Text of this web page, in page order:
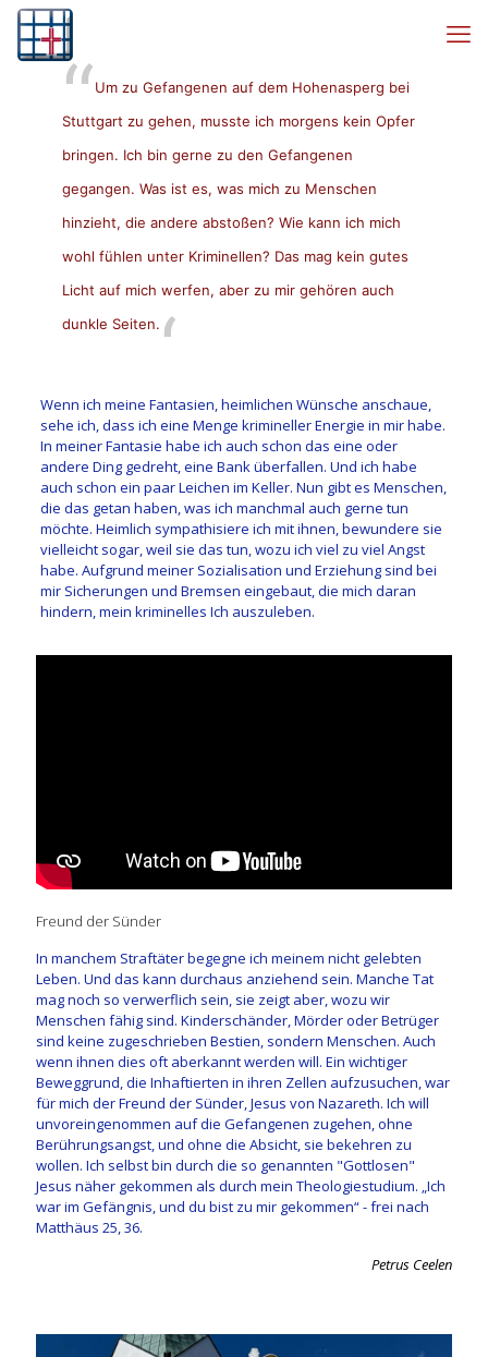
Um zu Gefangenen auf dem Hohenasperg bei
Stuttgart zu gehen, musste ich morgens kein Opfer
bringen. Ich bin gerne zu den Gefangenen
gegangen. Was ist es, was mich zu Menschen
hinzieht, die andere abstoßen? Wie kann ich mich
wohl fühlen unter Kriminellen? Das mag kein gutes
Licht auf mich werfen, aber zu mir gehören auch
dunkle Seiten.
Wenn ich meine Fantasien, heimlichen Wünsche anschaue,
sehe ich, dass ich eine Menge krimineller Energie in mir habe.
In meiner Fantasie habe ich auch schon das eine oder
andere Ding gedreht, eine Bank überfallen. Und ich habe
auch schon ein paar Leichen im Keller. Nun gibt es Menschen,
die das getan haben, was ich manchmal auch gerne tun
möchte. Heimlich sympathisiere ich mit ihnen, bewundere sie
vielleicht sogar, weil sie das tun, wozu ich viel zu viel Angst
habe. Aufgrund meiner Sozialisation und Erziehung sind bei
mir Sicherungen und Bremsen eingebaut, die mich daran
hindern, mein kriminelles Ich auszuleben.
Freund der Sünder
In manchem Straftäter begegne ich meinem nicht gelebten
Leben. Und das kann durchaus anziehend sein. Manche Tat
mag noch so verwerflich sein, sie zeigt aber, wozu wir
Menschen fähig sind. Kinderschänder, Mörder oder Betrüger
sind keine zugeschrieben Bestien, sondern Menschen. Auch
wenn ihnen dies oft aberkannt werden will. Ein wichtiger
Beweggrund, die Inhaftierten in ihren Zellen aufzusuchen, war
für mich der Freund der Sünder, Jesus von Nazareth. Ich will
unvoreingenommen auf die Gefangenen zugehen, ohne
Berührungsangst, und ohne die Absicht, sie bekehren zu
wollen. Ich selbst bin durch die so genannten "Gottlosen"
Jesus näher gekommen als durch mein Theologiestudium. „Ich
war im Gefängnis, und du bist zu mir gekommen“ - frei nach
Matthäus 25, 36.
Petrus Ceelen